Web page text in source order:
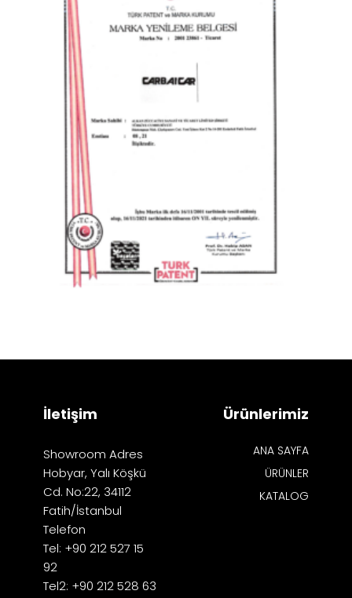
İletişim
Showroom Adres
Hobyar, Yalı Köşkü
Cd. No:22, 34112
Fatih/İstanbul
Telefon
Tel: +90 212 527 15
92
Tel2: +90 212 528 63
Ürünlerimiz
ANA SAYFA
ÜRÜNLER
KATALOG